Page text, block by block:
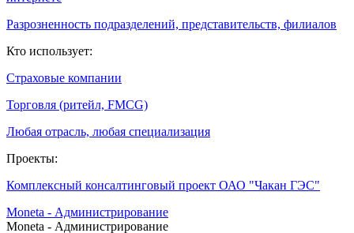
Разрозненность подразделений, представительств, филиалов
Кто использует:
Страховые компании
Торговля (ритейл, FMCG)
Любая отрасль, любая специализация
Проекты:
Комплексный консалтинговый проект ОАО "Чакан ГЭС"
Moneta - Администрирование
Moneta - Администрирование